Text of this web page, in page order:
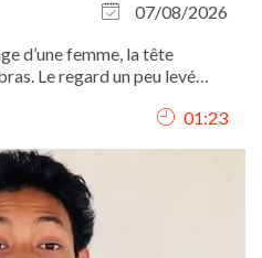
07/08/2026
d’une femme, la tête
Le regard un peu levé
ma pauvre, t’as tellement
01:23